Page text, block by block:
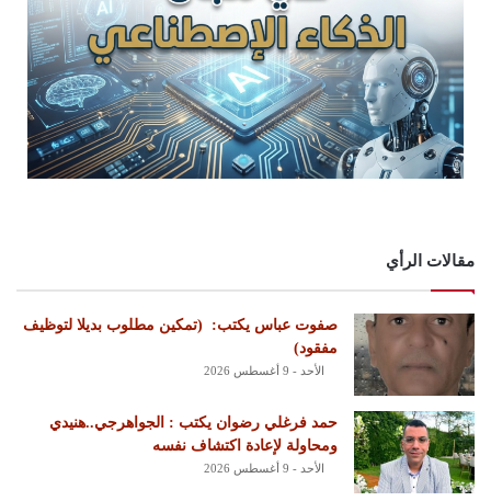
مقالات الرأي
‏صفوت عباس يكتب: ‏ ‏(تمكين مطلوب بديلا لتوظيف
مفقود)
الأحد - 9 أغسطس 2026
حمد فرغلي رضوان يكتب : الجواهرجي..هنيدي
ومحاولة لإعادة اكتشاف نفسه
الأحد - 9 أغسطس 2026